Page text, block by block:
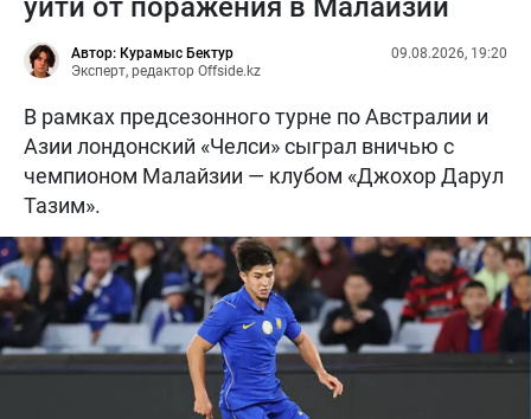
уйти от поражения в Малайзии
Автор: Курамыс Бектур
Эксперт, редактор Offside.kz
09.08.2026, 19:20
В рамках предсезонного турне по Австралии и
Азии лондонский «Челси» сыграл вничью с
чемпионом Малайзии — клубом «Джохор Дарул
Тазим».